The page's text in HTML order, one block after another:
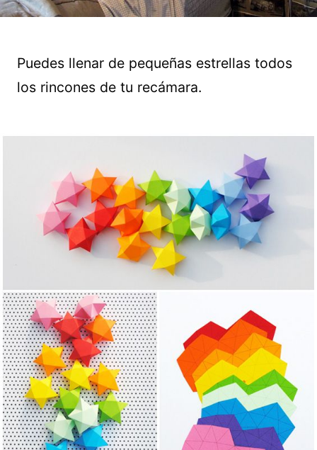
Puedes llenar de pequeñas estrellas todos
los rincones de tu recámara.